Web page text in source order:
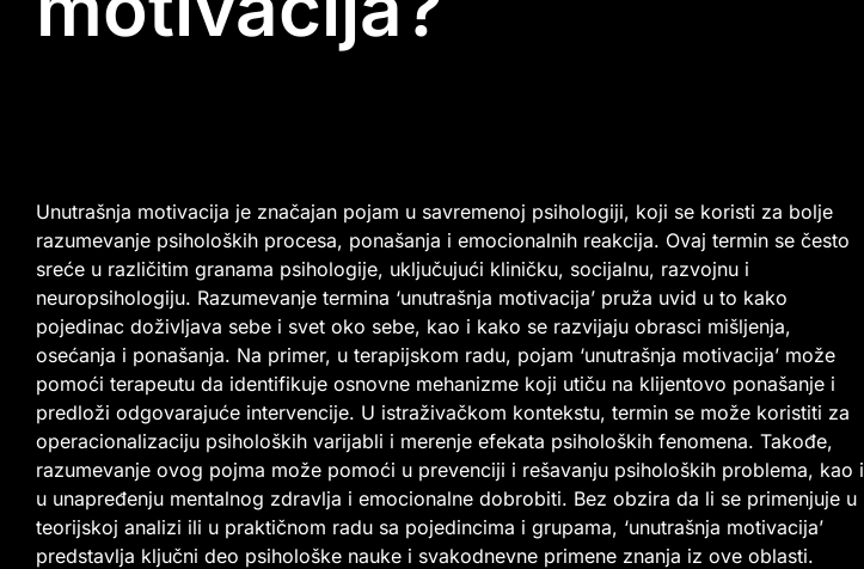
Unutrašnja motivacija je značajan pojam u savremenoj psihologiji, koji se koristi za bolje
razumevanje psiholoških procesa, ponašanja i emocionalnih reakcija. Ovaj termin se često
sreće u različitim granama psihologije, uključujući kliničku, socijalnu, razvojnu i
neuropsihologiju. Razumevanje termina ‘unutrašnja motivacija’ pruža uvid u to kako
pojedinac doživljava sebe i svet oko sebe, kao i kako se razvijaju obrasci mišljenja,
osećanja i ponašanja. Na primer, u terapijskom radu, pojam ‘unutrašnja motivacija’ može
pomoći terapeutu da identifikuje osnovne mehanizme koji utiču na klijentovo ponašanje i
predloži odgovarajuće intervencije. U istraživačkom kontekstu, termin se može koristiti za
operacionalizaciju psiholoških varijabli i merenje efekata psiholoških fenomena. Takođe,
razumevanje ovog pojma može pomoći u prevenciji i rešavanju psiholoških problema, kao i
u unapređenju mentalnog zdravlja i emocionalne dobrobiti. Bez obzira da li se primenjuje u
teorijskoj analizi ili u praktičnom radu sa pojedincima i grupama, ‘unutrašnja motivacija’
predstavlja ključni deo psihološke nauke i svakodnevne primene znanja iz ove oblasti.